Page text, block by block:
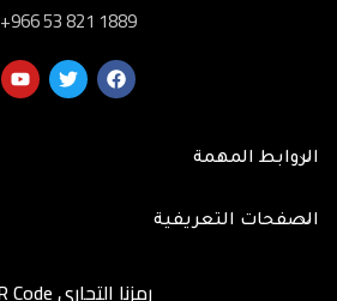
‎+966 53 821 1889
الروابط المهمة
الصفحات التعريفية
رمزنا التجاري QR Code